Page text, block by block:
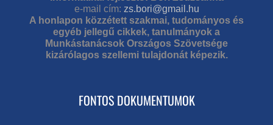
e-mail cím: zs.bori@gmail.hu
A honlapon közzétett szakmai, tudományos és
egyéb jellegű cikkek, tanulmányok a
Munkástanácsok Országos Szövetsége
kizárólagos szellemi tulajdonát képezik.
FONTOS DOKUMENTUMOK